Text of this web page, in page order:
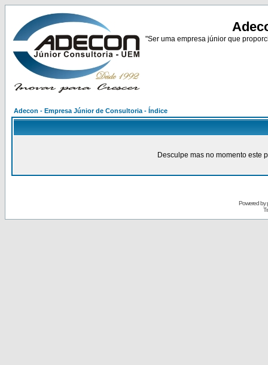
"Ser uma empresa júnior que
Adecon - Empresa Júnior de Consultoria - Índice
Desculpe mas no momento este
Powered by